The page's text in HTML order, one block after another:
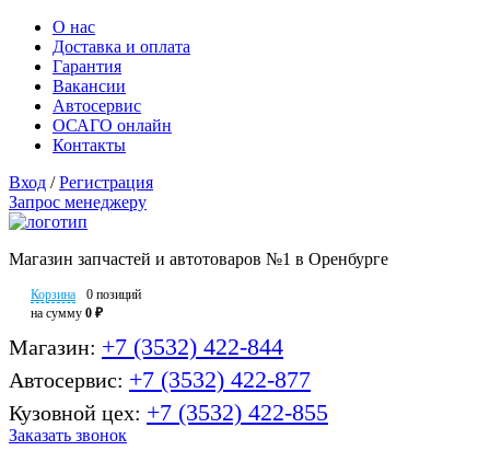
О нас
Доставка и оплата
Гарантия
Вакансии
Автосервис
ОСАГО онлайн
Контакты
Вход / Регистрация
Запрос менеджеру
Магазин запчастей и автотоваров №1 в Оренбурге
Корзина
0 позиций
на сумму 0 ₽
Магазин: +7 (3532) 422-844
Автосервис: +7 (3532) 422-877
Кузовной цех: +7 (3532) 422-855
Заказать звонок